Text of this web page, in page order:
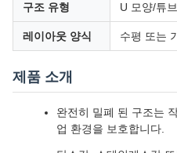
구조 유형 U 모양/튜
레이아웃 양식 수평 또는
제품 소개
완전히 밀폐 된 구조는
업 환경을 보호합니다.